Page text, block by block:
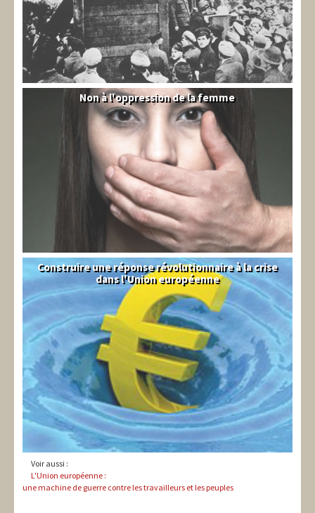
Syrie
Non à l'oppression de la femme
Syndical
Construire une réponse révolutionnaire à la crise
dans l'Union européenne
Voir aussi :
L'Union européenne :
une machine de guerre contre les travailleurs et les peuples